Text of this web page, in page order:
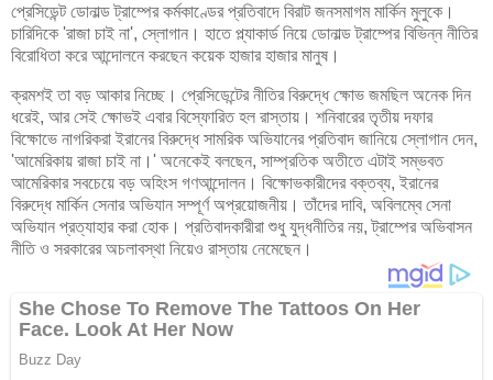
প্রেসিডেন্ট ডোনাল্ড ট্রাম্পের কর্মকাণ্ডের প্রতিবাদে বিরাট জনসমাগম মার্কিন মুলুকে।
চারিদিকে 'রাজা চাই না', স্লোগান। হাতে প্ল্যাকার্ড নিয়ে ডোনাল্ড ট্রাম্পের বিভিন্ন নীতির
বিরোধিতা করে আন্দোলনে করছেন কয়েক হাজার হাজার মানুষ।
ক্রমশই তা বড় আকার নিচ্ছে। প্রেসিডেন্টের নীতির বিরুদ্ধে ক্ষোভ জমছিল অনেক দিন
ধরেই, আর সেই ক্ষোভই এবার বিস্ফোরিত হল রাস্তায়। শনিবারের তৃতীয় দফার
বিক্ষোভে নাগরিকরা ইরানের বিরুদ্ধে সামরিক অভিযানের প্রতিবাদ জানিয়ে স্লোগান দেন,
'আমেরিকায় রাজা চাই না।' অনেকেই বলছেন, সাম্প্রতিক অতীতে এটাই সম্ভবত
আমেরিকার সবচেয়ে বড় অহিংস গণআন্দোলন। বিক্ষোভকারীদের বক্তব্য, ইরানের
বিরুদ্ধে মার্কিন সেনার অভিযান সম্পূর্ণ অপ্রয়োজনীয়। তাঁদের দাবি, অবিলম্বে সেনা
অভিযান প্রত্যাহার করা হোক। প্রতিবাদকারীরা শুধু যুদ্ধনীতির নয়, ট্রাম্পের অভিবাসন
নীতি ও সরকারের অচলাবস্থা নিয়েও রাস্তায় নেমেছেন।